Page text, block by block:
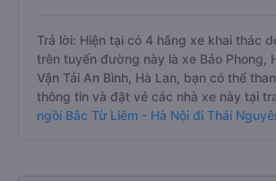
Trả lời: Hiện tại có 4 hãng xe khai thác
trên tuyến đường này là xe Bảo Phong,
Vận Tải An Bình, Hà Lan, bạn có thể
thông tin và đặt vé các nhà xe này tại
ngồi Bắc Từ Liêm - Hà Nội đi Thái